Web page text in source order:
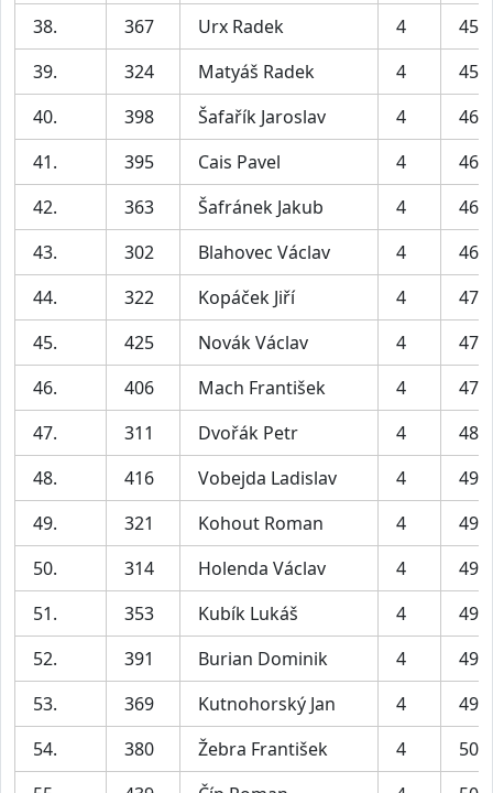
38. 367 Urx Radek 4
39.
324 Matyáš Radek 4
40.
398 Šafařík Jaroslav 4
41.
395 Cais Pavel 4
42.
363 Šafránek Jakub 4
43.
302 Blahovec Václav 4
44.
322 Kopáček Jiří 4
45.
425 Novák Václav 4
46.
406 Mach František 4
47.
311 Dvořák Petr 4
48.
416 Vobejda Ladislav 4
49.
321 Kohout Roman 4
50.
314 Holenda Václav 4
51.
353 Kubík Lukáš 4
52.
391 Burian Dominik 4
53.
369 Kutnohorský Jan 4
54.
380 Žebra František 4